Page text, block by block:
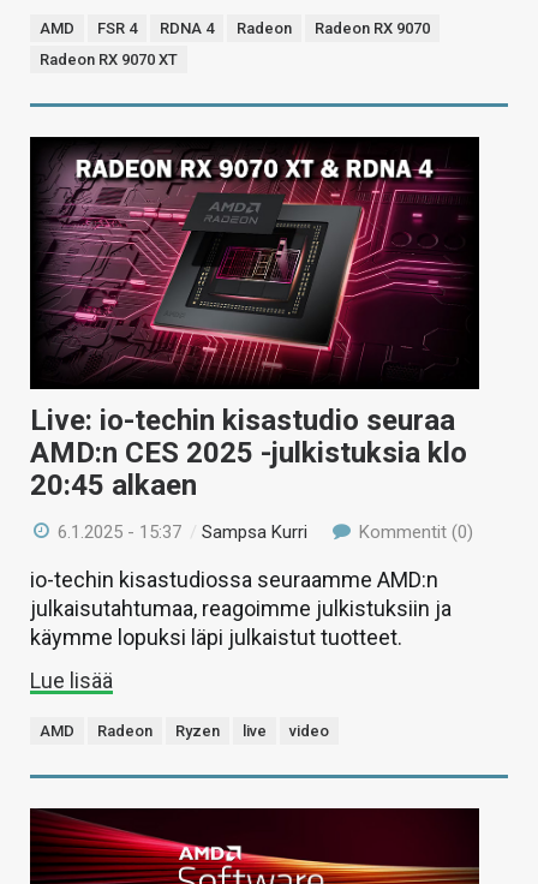
AMD FSR 4 RDNA 4 Radeon
Radeon RX 9070
Radeon RX 9070 XT
Live: io-techin kisastudio seuraa
AMD:n CES 2025 -julkistuksia klo
20:45 alkaen
6.1.2025 - 15:37 /Sampsa Kurri Kommentit (0)
io-techin kisastudiossa seuraamme AMD:n
julkaisutahtumaa, reagoimme julkistuksiin ja
käymme lopuksi läpi julkaistut tuotteet.
Lue lisää
AMD Radeon Ryzen live video